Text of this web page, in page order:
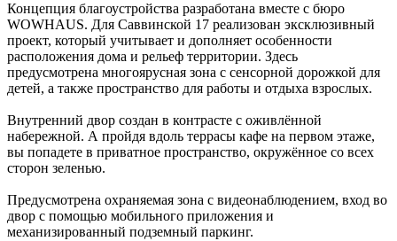
Концепция благоустройства разработана вместе с бюро
WOWHAUS. Для Саввинской 17 реализован эксклюзивный
проект, который учитывает и дополняет особенности
расположения дома и рельеф территории. Здесь
предусмотрена многоярусная зона с сенсорной дорожкой для
детей, а также пространство для работы и отдыха взрослых.
Внутренний двор создан в контрасте с оживлённой
набережной. А пройдя вдоль террасы кафе на первом этаже,
вы попадете в приватное пространство, окружённое со всех
сторон зеленью.
Предусмотрена охраняемая зона с видеонаблюдением, вход во
двор с помощью мобильного приложения и
механизированный подземный паркинг.